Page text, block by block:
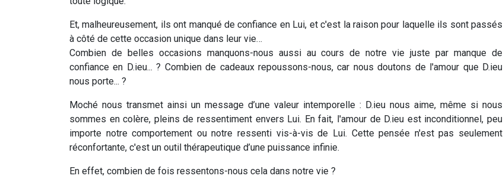
Et, malheureusement, ils ont manqué de confiance en Lui, et c'est la raison pour laquelle ils sont passés
à côté de cette occasion unique dans leur vie…
Combien de belles occasions manquons-nous aussi au cours de notre vie juste par manque de
confiance en D.ieu... ? Combien de cadeaux repoussons-nous, car nous doutons de l'amour que D.ieu
nous porte... ?
Moché nous transmet ainsi un message d’une valeur intemporelle : D.ieu nous aime, même si nous
sommes en colère, pleins de ressentiment envers Lui. En fait, l'amour de D.ieu est inconditionnel, peu
importe notre comportement ou notre ressenti vis-à-vis de Lui. Cette pensée n'est pas seulement
réconfortante, c'est un outil thérapeutique d’une puissance infinie.
En effet, combien de fois ressentons-nous cela dans notre vie ?